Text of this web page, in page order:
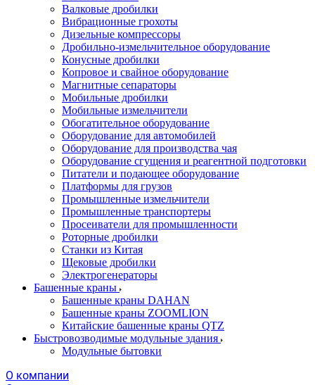
Валковые дробилки
Вибрационные грохоты
Дизельные компрессоры
Дробильно-измельчительное оборудование
Конусные дробилки
Копровое и свайное оборудование
Магнитные сепараторы
Мобильные дробилки
Мобильные измельчители
Обогатительное оборудование
Оборудование для автомобилей
Оборудование для производства чая
Оборудование сгущения и реагентной подготовки
Питатели и подающее оборудование
Платформы для грузов
Промышленные измельчители
Промышленные транспортеры
Просеиватели для промышленности
Роторные дробилки
Станки из Китая
Щековые дробилки
Электрогенераторы
Башенные краны
Башенные краны DAHAN
Башенные краны ZOOMLION
Китайские башенные краны QTZ
Быстровозводимые модульные здания
Модульные бытовки
О компании